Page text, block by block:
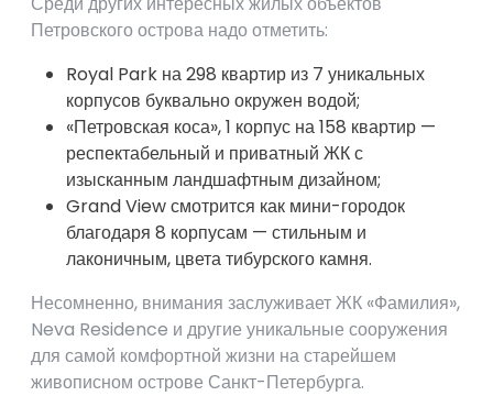
Петровского острова надо отметить:
Royal Park на 298 квартир из 7 уникальных
корпусов буквально окружен водой;
«Петровская коса», 1 корпус на 158 квартир —
респектабельный и приватный ЖК с
изысканным ландшафтным дизайном;
Grand View смотрится как мини-городок
благодаря 8 корпусам — стильным и
лаконичным, цвета тибурского камня.
Несомненно, внимания заслуживает ЖК «Фамилия»,
Neva Residence и другие уникальные сооружения
для самой комфортной жизни на старейшем
живописном острове Санкт-Петербурга.